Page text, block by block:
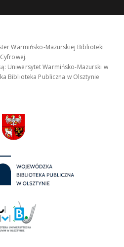
Warmińsko-Mazurskiej Biblioteki
Cyfrowej.
Uniwersytet Warmińsko-Mazurski w
Biblioteka Publiczna w Olsztynie